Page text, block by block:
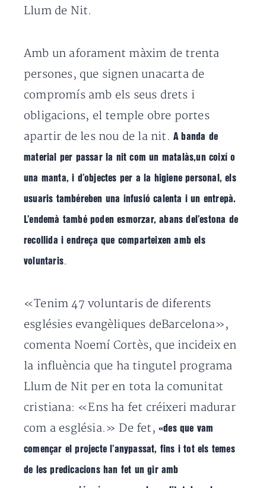
Llum de Nit.
Amb un aforament màxim de trenta
persones, que signen unacarta de
compromís amb els seus drets i
obligacions, el temple obre portes
apartir de les nou de la nit. A banda de
material per passar la nit com un matalàs,un coixí o
una manta, i d’objectes per a la higiene personal, els
usuaris tambéreben una infusió calenta i un entrepà.
L’endemà també poden esmorzar, abans del’estona de
recollida i endreça que comparteixen amb els
voluntaris.
«Tenim 47 voluntaris de diferents
esglésies evangèliques deBarcelona»,
comenta Noemí Cortès, que incideix en
la influència que ha tingutel programa
Llum de Nit per en tota la comunitat
cristiana: «Ens ha fet créixeri madurar
com a església.» De fet, «des que vam
començar el projecte l’anypassat, fins i tot els temes
de les predicacions han fet un gir amb